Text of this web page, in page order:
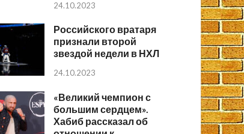
24.10.2023
Российского вратаря
признали второй
звездой недели в НХЛ
24.10.2023
«Великий чемпион с
большим сердцем».
Хабиб рассказал об